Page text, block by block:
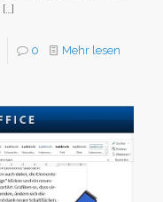
[…]
0 Mehr lesen